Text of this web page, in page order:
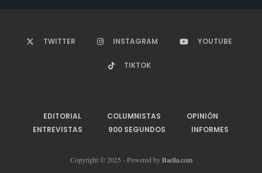
TWITTER INSTAGRAM YOUTUBE
TIKTOK
EDITORIAL COLUMNISTAS
OPINIÓN
ENTREVISTAS
900 SEGUNDOS INFORMES
Copyright © 2025 - Powered byBaella.com